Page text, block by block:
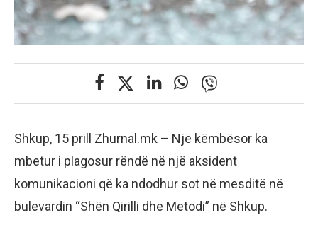
Shkup, 15 prill Zhurnal.mk – Një këmbësor ka
mbetur i plagosur rëndë në një aksident
komunikacioni që ka ndodhur sot në mesditë në
bulevardin “Shën Qirilli dhe Metodi” në Shkup.